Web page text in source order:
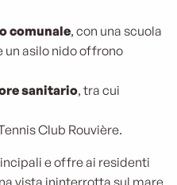
comunale, con una scuola
un asilo nido offrono
sanitario, tra cui
Club Rouvière.
e offre ai residenti
vista ininterrotta sul mare